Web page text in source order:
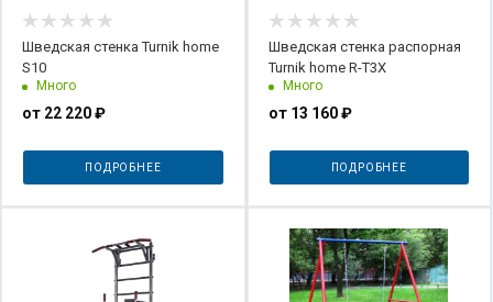
Шведская стенка Turnik home
S10
Много
от 22 220 ₽
ПОДРОБНЕЕ
Шведская стенка распорная
Turnik home R-Т3Х
Много
от 13 160 ₽
ПОДРОБНЕЕ